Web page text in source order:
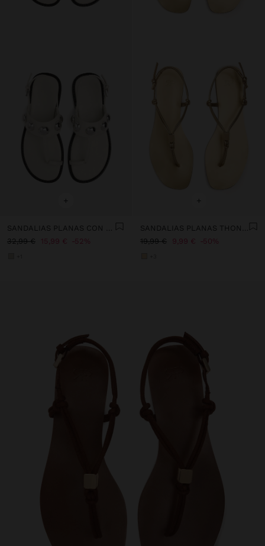
+
32,99 €
15,99 € 52%
+
19,99 €
9,99 € 50%